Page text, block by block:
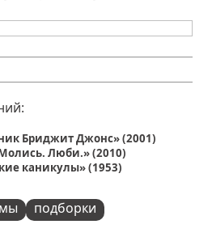
Бриджит Джонс» (2001)
Люби.» (2010)
каникулы» (1953)
подборки